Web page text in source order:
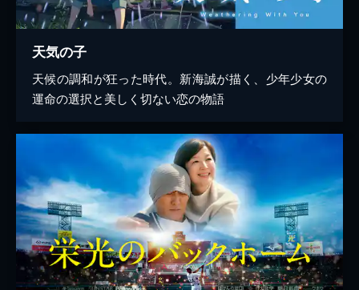
天気の子
天候の調和が狂った時代。新海誠が描く、少年少女の
運命の選択と美しく切ない恋の物語